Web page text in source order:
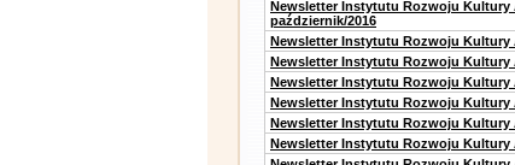
Newsletter Instytutu Rozwoju Kultury
październik/2016
Newsletter Instytutu Rozwoju Kultury
Newsletter Instytutu Rozwoju Kultury
Newsletter Instytutu Rozwoju Kultury
Newsletter Instytutu Rozwoju Kultury
Newsletter Instytutu Rozwoju Kultury
Newsletter Instytutu Rozwoju Kultury